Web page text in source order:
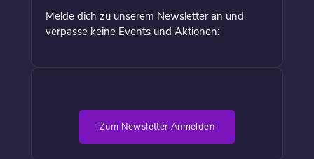
Melde dich zu unserem Newsletter an und
verpasse keine Events und Aktionen:
Zum Newsletter Anmelden